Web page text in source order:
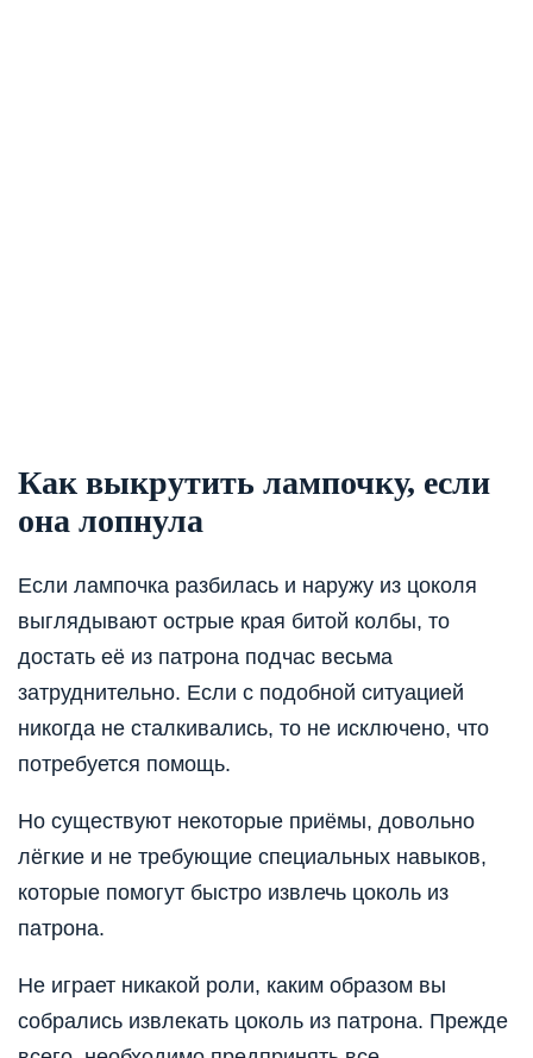
Как выкрутить лампочку, если
она лопнула
Если лампочка разбилась и наружу из цоколя
выглядывают острые края битой колбы, то
достать её из патрона подчас весьма
затруднительно. Если с подобной ситуацией
никогда не сталкивались, то не исключено, что
потребуется помощь.
Но существуют некоторые приёмы, довольно
лёгкие и не требующие специальных навыков,
которые помогут быстро извлечь цоколь из
патрона.
Не играет никакой роли, каким образом вы
собрались извлекать цоколь из патрона. Прежде